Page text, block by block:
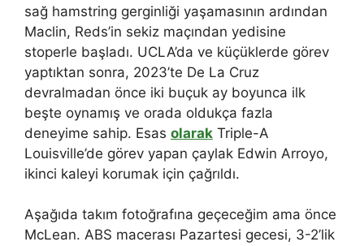
sağ hamstring gerginliği yaşamasının ardından
Maclin, Reds’in sekiz maçından yedisine
stoperle başladı. UCLA’da ve küçüklerde görev
yaptıktan sonra, 2023’te De La Cruz
devralmadan önce iki buçuk ay boyunca ilk
beşte oynamış ve orada oldukça fazla
deneyime sahip. Esas olarak Triple-A
Louisville’de görev yapan çaylak Edwin Arroyo,
ikinci kaleyi korumak için çağrıldı.
Aşağıda takım fotoğrafına geçeceğim ama önce
McLean. ABS macerası Pazartesi gecesi, 3-2’lik